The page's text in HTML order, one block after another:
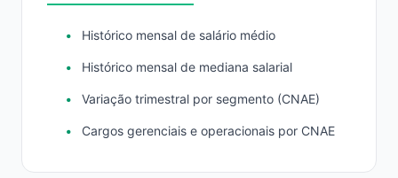
Histórico mensal de salário médio
Histórico mensal de mediana salarial
Variação trimestral por segmento (CNAE)
Cargos gerenciais e operacionais por CNAE